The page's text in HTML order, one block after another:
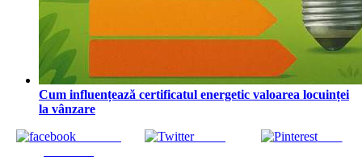
Cum influențează certificatul energetic valoarea locuinței
la vânzare
Tweet Save